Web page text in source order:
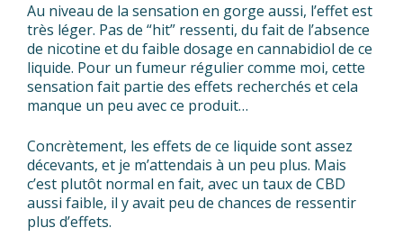
Au niveau de la sensation en gorge aussi, l’effet est
très léger. Pas de “hit” ressenti, du fait de l’absence
de nicotine et du faible dosage en cannabidiol de ce
liquide. Pour un fumeur régulier comme moi, cette
sensation fait partie des effets recherchés et cela
manque un peu avec ce produit…
Concrètement, les effets de ce liquide sont assez
décevants, et je m’attendais à un peu plus. Mais
c’est plutôt normal en fait, avec un taux de CBD
aussi faible, il y avait peu de chances de ressentir
plus d’effets.